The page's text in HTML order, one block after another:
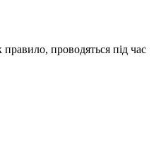
проводяться під час